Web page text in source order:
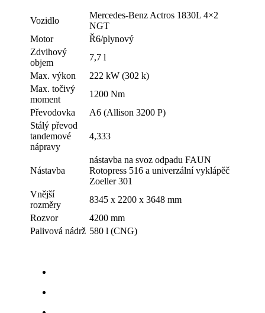
Vozidlo
Mercedes-Benz Actros 1830L 4×2
NGT
Motor
Ř6/plynový
Zdvihový
objem
7,7 l
Max. výkon
222 kW (302 k)
Max. točivý
moment
1200 Nm
Převodovka
A6 (Allison 3200 P)
Stálý převod
tandemové
nápravy
4,333
Nástavba
nástavba na svoz odpadu FAUN
Rotopress 516 a univerzální vyklápěč
Zoeller 301
Vnější
rozměry
8345 x 2200 x 3648 mm
Rozvor
4200 mm
Palivová nádrž 580 l (CNG)